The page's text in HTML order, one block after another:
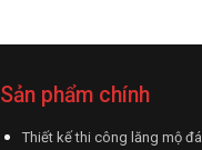
Sản phẩm chính
Thiết kế thi công lăng mộ đá